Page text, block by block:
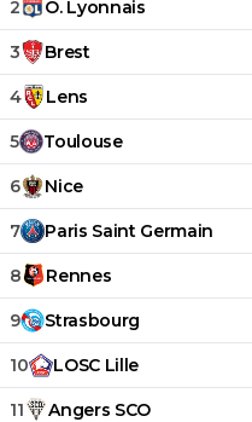
2 O. Lyonnais
3 Brest
4 Lens
5 Toulouse
6 Nice
7 Paris Saint Germain
8 Rennes
9 Strasbourg
10 LOSC Lille
11 Angers SCO